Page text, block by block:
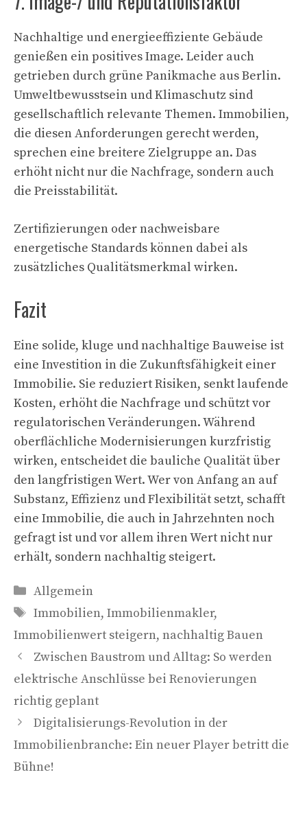
Nachhaltige und energieeffiziente Gebäude
genießen ein positives Image. Leider auch
getrieben durch grüne Panikmache aus Berlin.
Umweltbewusstsein und Klimaschutz sind
gesellschaftlich relevante Themen. Immobilien,
die diesen Anforderungen gerecht werden,
sprechen eine breitere Zielgruppe an. Das
erhöht nicht nur die Nachfrage, sondern auch
die Preisstabilität.
Zertifizierungen oder nachweisbare
energetische Standards können dabei als
zusätzliches Qualitätsmerkmal wirken.
Fazit
Eine solide, kluge und nachhaltige Bauweise ist
eine Investition in die Zukunftsfähigkeit einer
Immobilie. Sie reduziert Risiken, senkt laufende
Kosten, erhöht die Nachfrage und schützt vor
regulatorischen Veränderungen. Während
oberflächliche Modernisierungen kurzfristig
wirken, entscheidet die bauliche Qualität über
den langfristigen Wert. Wer von Anfang an auf
Substanz, Effizienz und Flexibilität setzt, schafft
eine Immobilie, die auch in Jahrzehnten noch
gefragt ist und vor allem ihren Wert nicht nur
erhält, sondern nachhaltig steigert.
Kategorien
Allgemein
Schlagwörter
Immobilien, Immobilienmakler,
Immobilienwert steigern, nachhaltig Bauen
Zwischen Baustrom und Alltag: So werden
elektrische Anschlüsse bei Renovierungen
richtig geplant
Digitalisierungs-Revolution in der
Immobilienbranche: Ein neuer Player betritt die
Bühne!